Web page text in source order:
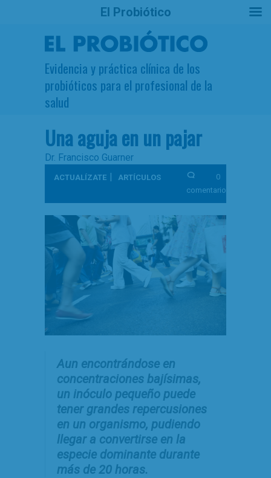
Evidencia y práctica clínica de los
probióticos para el profesional de la
salud
Una aguja en un pajar
Dr. Francisco Guarner
ACTUALÍZATE | ARTÍCULOS
0
comentarios
Aun encontrándose en
concentraciones bajísimas,
un inóculo pequeño puede
tener grandes repercusiones
en un organismo, pudiendo
llegar a convertirse en la
especie dominante durante
más de 20 horas.
El Probiótico